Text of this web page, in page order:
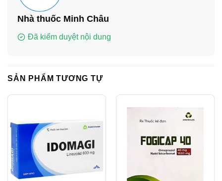
Nhà thuốc Minh Châu
Đã kiểm duyệt nội dung
SẢN PHẨM TƯƠNG TỰ